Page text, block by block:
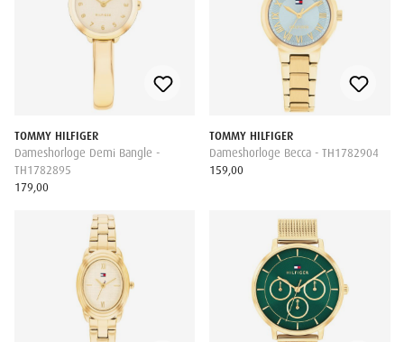
TOMMY HILFIGER
Dameshorloge Demi Bangle -
TH1782895
179,00
TOMMY HILFIGER
Dameshorloge Becca - TH1782904
159,00